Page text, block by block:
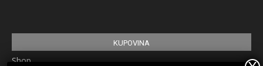
KUPOVINA
Shop